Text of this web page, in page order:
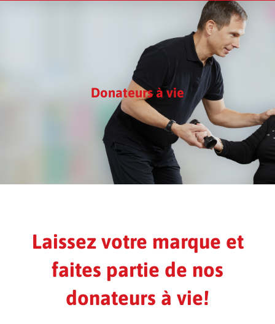
Donateurs à vie
Laissez votre marque et
faites partie de nos
donateurs à vie!